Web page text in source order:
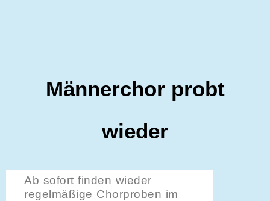
Männerchor probt
wieder
Ab sofort finden wieder
regelmäßige Chorproben im